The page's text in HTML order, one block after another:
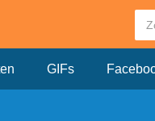
GIFs